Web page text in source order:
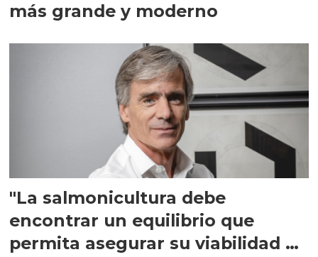
más grande y moderno
"La salmonicultura debe
encontrar un equilibrio que
permita asegurar su viabilidad de